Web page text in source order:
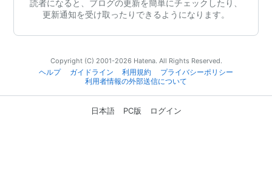
読者になると、ブログの更新を簡単にチェックしたり、
更新通知を受け取ったりできるようになります。
Copyright (C) 2001-2026 Hatena. All Rights Reserved.
ヘルプ
ガイドライン 利用規約
プライバシーポリシー
利用者情報の外部送信について
日本語 PC版 ログイン